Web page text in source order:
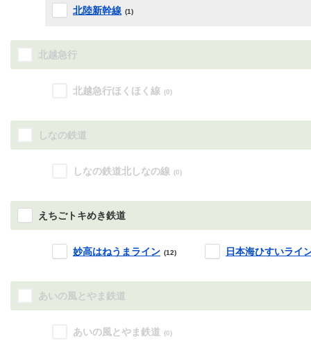
北陸新幹線 (1)
北越急行
北越急行ほくほく線 (0)
しなの鉄道
しなの鉄道北しなの線 (0)
えちごトキめき鉄道
妙高はねうまライン (12) 日本海ひすいライ
あいの風とやま鉄道
あいの風とやま鉄道 (0)